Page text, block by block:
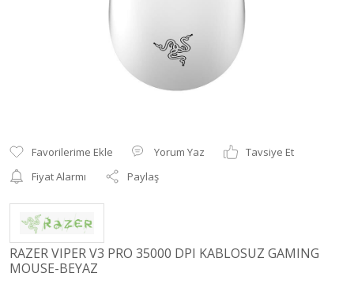
Yorum Yaz
Tavsiye Et
Fiyat Alarmı
Paylaş
RAZER VIPER V3 PRO 35000 DPI KABLOSUZ GAMING
MOUSE-BEYAZ